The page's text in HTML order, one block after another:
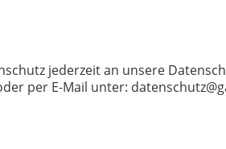
jederzeit an unsere
per E-Mail unter: